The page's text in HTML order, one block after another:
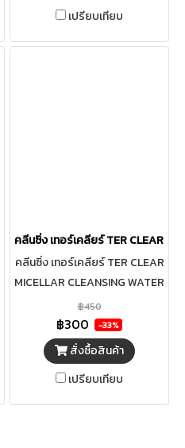
รวดเร็ว คงความชุ่มชื้น ล้ำลึกในชั้น
ผิว ปรับผิวให้มีความสมดุล และดู
เปรียบเทียบ
คลีนซิ่ง เทอร์เคลียร์ TER CLEAR
คลีนซิ่ง เทอร์เคลียร์ TER CLEAR
MICELLAR CLEANSING WATER
ละลายเครื่องสำอาง สิ่งสกปรก
และไขมันอุดตันที่ก่อให้เกิดสิว
฿450
฿300 -33%
สั่งซื้อสินค้า
เปรียบเทียบ